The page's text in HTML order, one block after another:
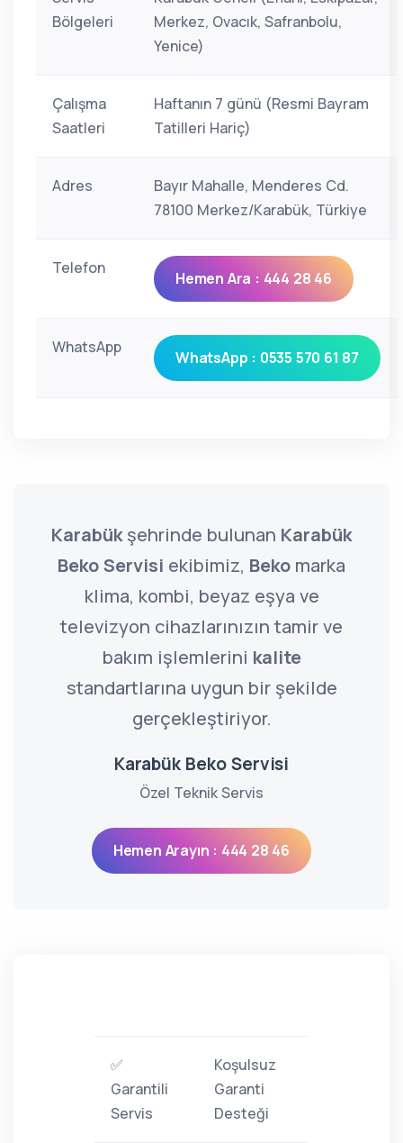
Bölgeleri
Merkez, Ovacık, Safranbolu,
Yenice)
Çalışma
Saatleri
Haftanın 7 günü (Resmi Bayram
Tatilleri Hariç)
Adres
Bayır Mahalle, Menderes Cd.
78100 Merkez/Karabük, Türkiye
Telefon
Hemen Ara : 444 28 46
WhatsApp
WhatsApp : 0535 570 61 87
Karabükşehrinde bulunan Karabük
Beko Servisi ekibimiz, Beko marka
klima, kombi, beyaz eşya ve
televizyon cihazlarınızın tamir ve
bakım işlemlerini kalite
standartlarına uygun bir şekilde
gerçekleştiriyor.
Karabük Beko Servisi
Özel Teknik Servis
Hemen Arayın : 444 28 46
✅
Garantili
Servis
Koşulsuz
Garanti
Desteği